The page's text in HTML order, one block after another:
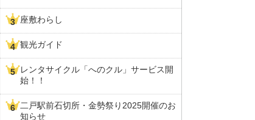
座敷わらし
観光ガイド
レンタサイクル「へのクル」サービス開
始！！
二戸駅前石切所・金勢祭り2025開催のお
知らせ